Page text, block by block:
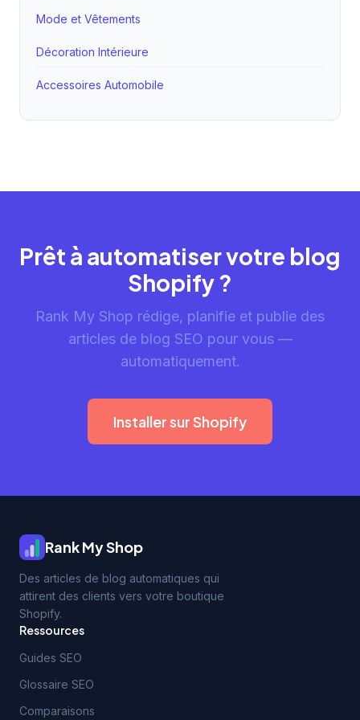
Mode et Vêtements
Décoration Intérieure
Accessoires Automobile
Prêt à automatiser votre blog
Shopify ?
Rank My Shop rédige, planifie et publie des
articles de blog SEO pour vous —
automatiquement.
Installer sur Shopify
Rank My Shop
Des articles de blog automatiques qui
attirent des clients vers votre boutique
Shopify.
Ressources
Guides SEO
Glossaire SEO
Comparaisons